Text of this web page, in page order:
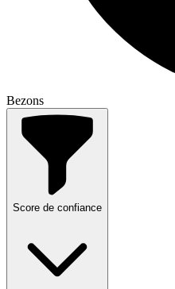
Bezons
Score de confiance